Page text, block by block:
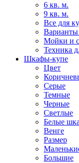
6 кв. м.
9 кв. м.
Все для
Варианты
Мойки и
Техника
Шкафы-купе
Цвет
Серые
Темные
Черные
Светлые
Белые
Венге
Размер
Большие